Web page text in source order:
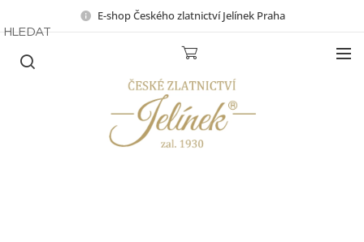
E-shop Českého zlatnictví Jelínek Praha
HLEDAT